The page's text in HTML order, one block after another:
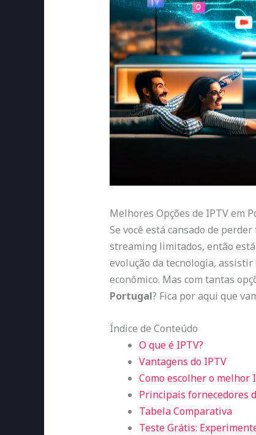
Melhores Opções de IPTV em
Se você está cansado de
streaming limitados, então
evolução da tecnologia,
econômico. Mas com tantas
Portugal? Fica por aqui que
Índice de Conteúdo
O que é IPTV?
Vantagens do IPTV
Como escolher o melhor
Principais fornecedores
Tabela Comparativa
Teste Grátis: